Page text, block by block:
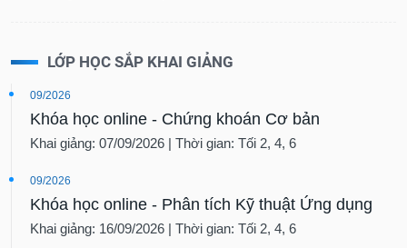
LỚP HỌC SẮP KHAI GIẢNG
09/2026
Khóa học online - Chứng khoán Cơ bản
Khai giảng: 07/09/2026 | Thời gian: Tối 2, 4, 6
09/2026
Khóa học online - Phân tích Kỹ thuật Ứng dụng
Khai giảng: 16/09/2026 | Thời gian: Tối 2, 4, 6